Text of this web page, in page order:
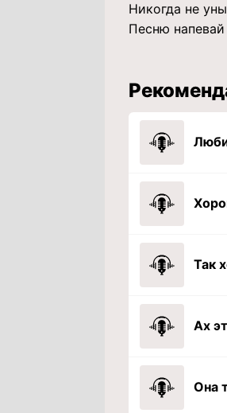
Никогда не
Песню напевай
Так
Ах